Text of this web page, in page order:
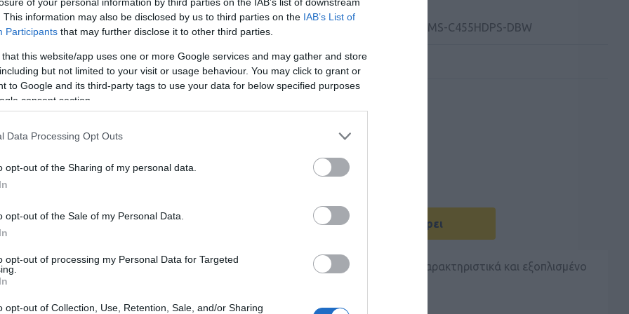
This information may also be disclosed by us to third parties on the IAB’s List of
Participants that may further disclose it to other third parties.
that this website/app uses one or more Google services and may gather and store
but not limited to your visit or usage behaviour. You may click to grant or
to Google and its third-party tags to use your data for below specified purposes
consent section.
Data Processing Opt Outs
opt-out of the Sharing of my personal data.
opt-out of the Sale of my Personal Data.
opt-out of processing my Personal Data for Targeted
opt-out of Collection, Use, Retention, Sale, and/or Sharing
SKU:02-19-0033 Κωδικός Kατασκευαστή: TEAMS-C455HDPS-DBW
AudioCodes
Download Με Ενδιαφέρει
Teams-native επαγγελματικό τηλέφωνο υψηλών προδιαγραφών πλούσιο σε χαρακτηριστικά και εξοπλισμένο
μιας απρόσκοπτης εμπειρίας Microsoft Teams.